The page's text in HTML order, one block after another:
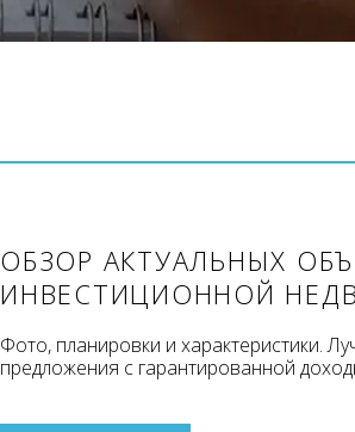
ОБЗОР АКТУАЛЬНЫХ
ИНВЕСТИЦИОННОЙ
Фото, планировки и характеристики.
предложения с гарантированной